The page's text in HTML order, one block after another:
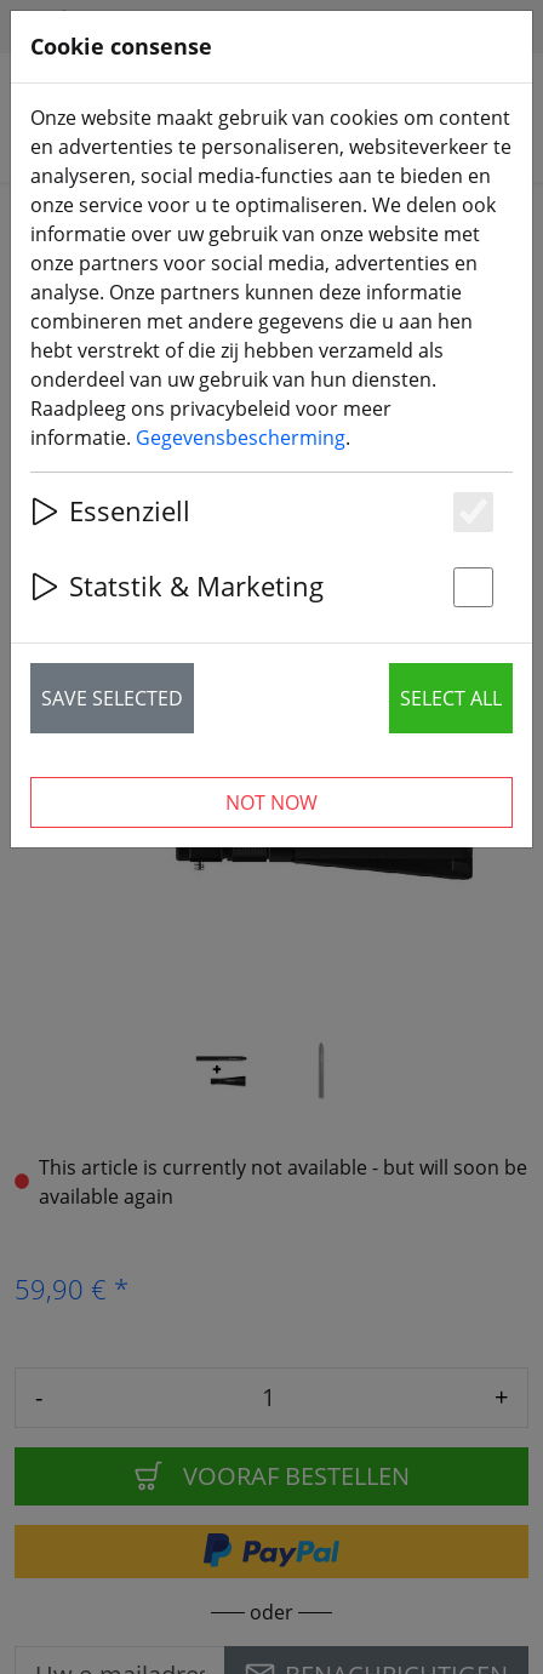
Zoek producten
Home Verkoop%
Insta360 One / One X - Selfie Stick +
Bullet Time Handvat Opvouwbaar
Statief
‹ ›
This article is currently not available - but will soon be
available again
59,90 € *
- +
VOORAF BESTELLEN
oder
Cookie consense
Onze website maakt gebruik van cookies om content
en advertenties te personaliseren, websiteverkeer te
analyseren, social media-functies aan te bieden en
onze service voor u te optimaliseren. We delen ook
informatie over uw gebruik van onze website met
onze partners voor social media, advertenties en
analyse. Onze partners kunnen deze informatie
combineren met andere gegevens die u aan hen
hebt verstrekt of die zij hebben verzameld als
onderdeel van uw gebruik van hun diensten.
Raadpleeg ons privacybeleid voor meer
informatie. Gegevensbescherming.
Essenziell
Statstik & Marketing
SAVE SELECTED SELECT ALL
NOT NOW